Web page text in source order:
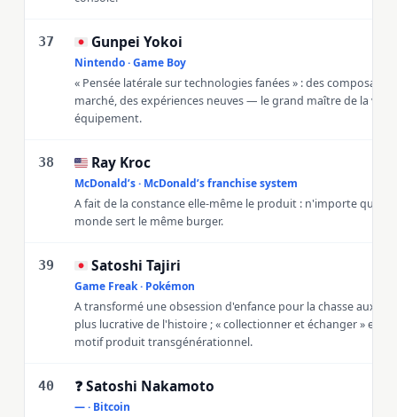
37 🇯🇵 Gunpei Yokoi
Nintendo · Game Boy
« Pensée latérale sur technologies fanées » : des
marché, des expériences neuves — le grand maître de la
équipement.
38 🇺🇸Ray Kroc
McDonald’s · McDonald’s franchise system
A fait de la constance elle-même le produit : n'importe quel
monde sert le même burger.
39 🇯🇵 Satoshi Tajiri
Game Freak · Pokémon
A transformé une obsession d'enfance pour la chasse aux
plus lucrative de l'histoire ; « collectionner et échanger » est
motif produit transgénérationnel.
40 ❓Satoshi Nakamoto
— · Bitcoin